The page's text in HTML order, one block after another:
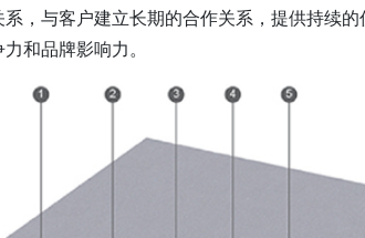
，与客户建立长期的合作关系，提供持续
和品牌影响力。